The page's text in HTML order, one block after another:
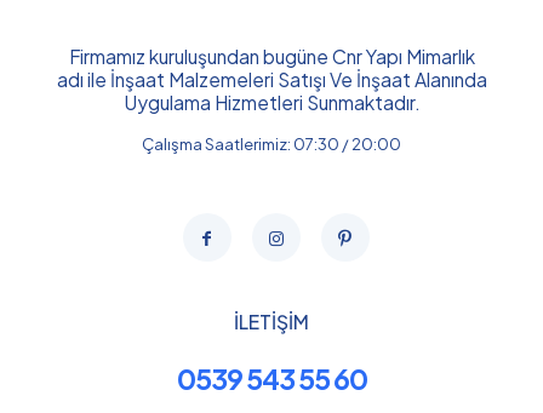
Firmamız kuruluşundan bugüne Cnr Yapı Mimarlık
adı ile İnşaat Malzemeleri Satışı Ve İnşaat Alanında
Uygulama Hizmetleri Sunmaktadır.
Çalışma Saatlerimiz: 07:30 / 20:00
İLETİŞİM
0539 543 55 60